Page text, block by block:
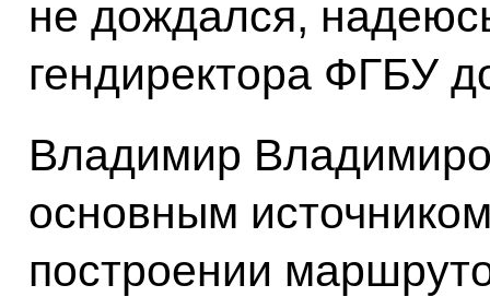
не дождался,
гендиректора ФГБУ
Владимир
основным
построении